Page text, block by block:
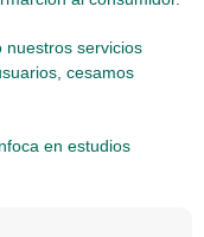
nuestros servicios
cesamos
en estudios